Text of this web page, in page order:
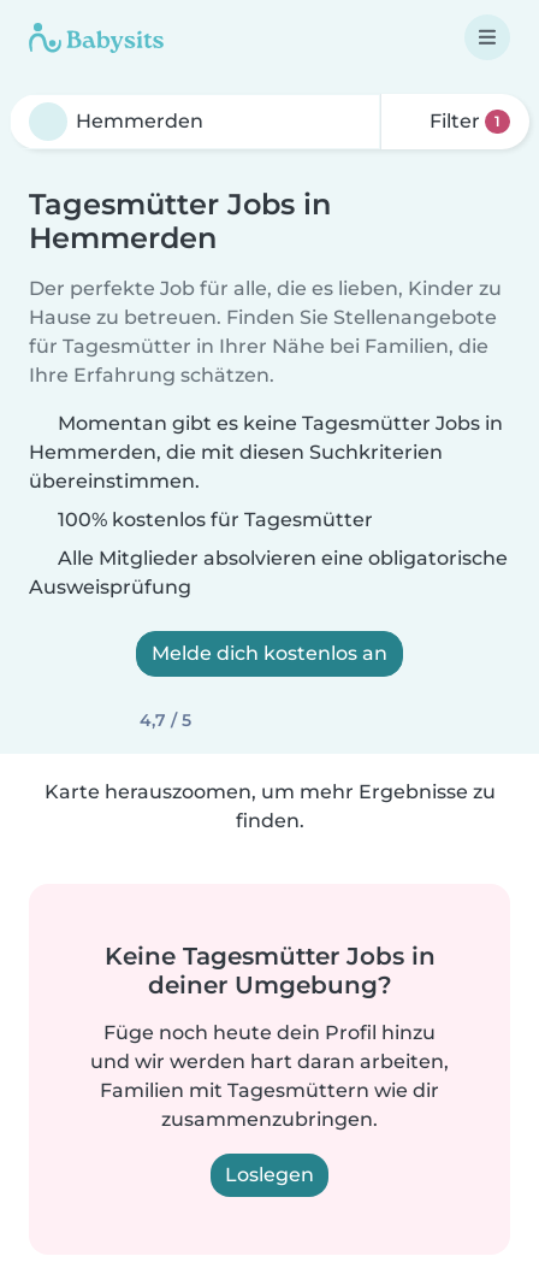
Filter 1
Tagesmütter Jobs in
Hemmerden
Der perfekte Job für alle, die es lieben, Kinder zu
Hause zu betreuen. Finden Sie Stellenangebote
für Tagesmütter in Ihrer Nähe bei Familien, die
Ihre Erfahrung schätzen.
Momentan gibt es keine Tagesmütter Jobs in
Hemmerden, die mit diesen Suchkriterien
übereinstimmen.
100% kostenlos für Tagesmütter
Alle Mitglieder absolvieren eine obligatorische
Ausweisprüfung
Melde dich kostenlos an
4,7 / 5
Karte herauszoomen, um mehr Ergebnisse zu
finden.
Keine Tagesmütter Jobs in
deiner Umgebung?
Füge noch heute dein Profil hinzu
und wir werden hart daran arbeiten,
Familien mit Tagesmüttern wie dir
zusammenzubringen.
Loslegen